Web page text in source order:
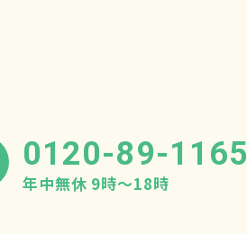
0120-89-1165
年中無休 9時〜18時